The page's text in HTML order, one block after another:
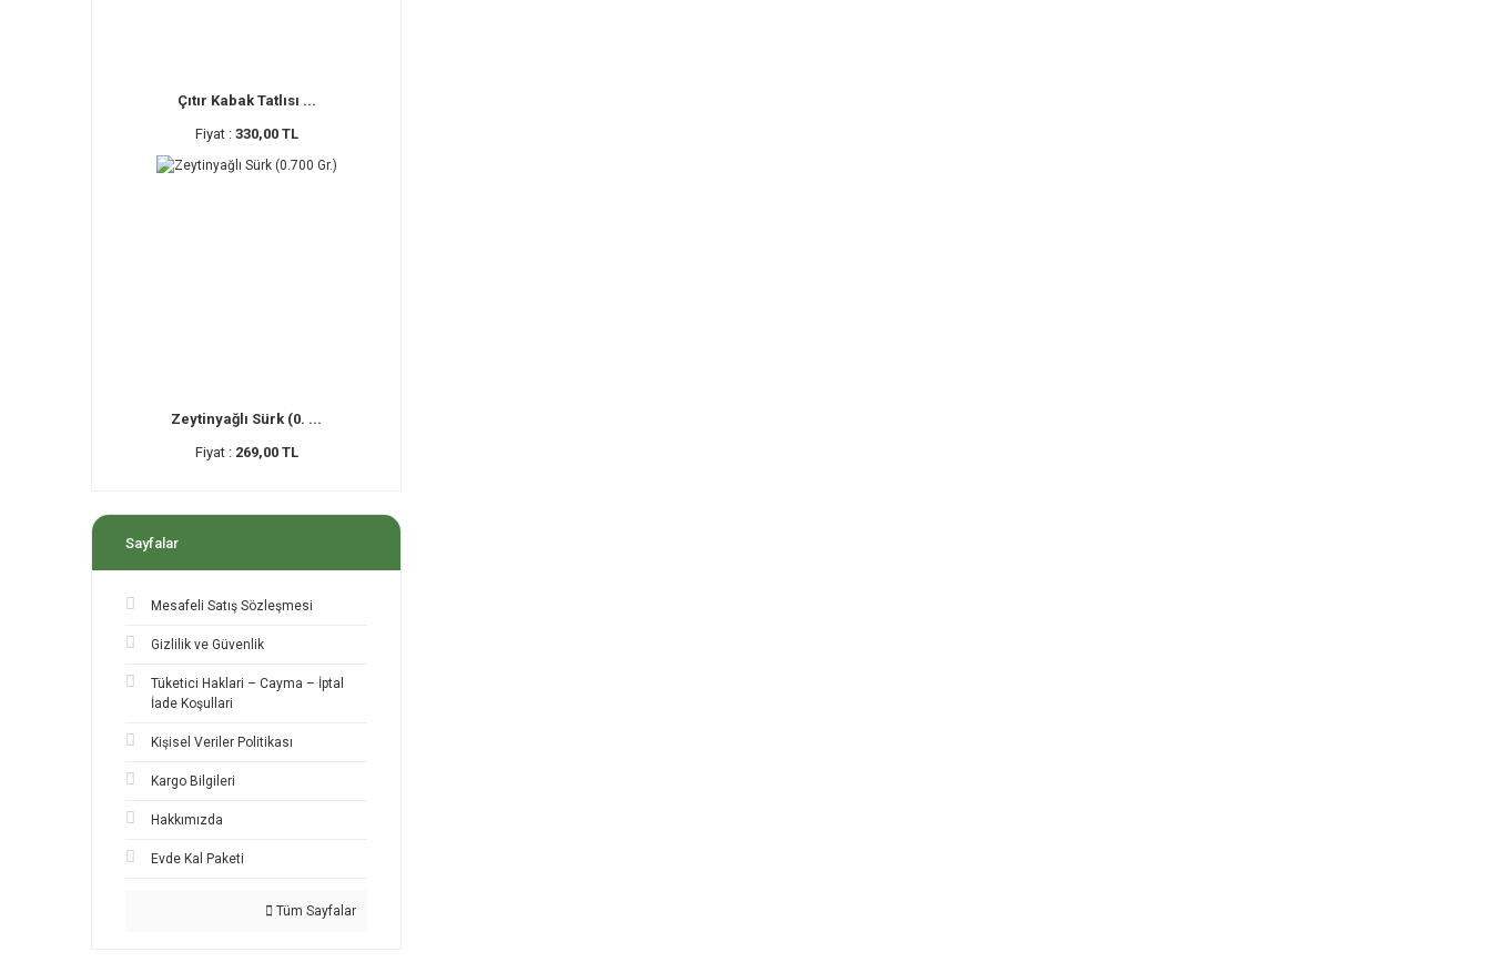
Çıtır Kabak Tatlısı ...
Fiyat : 330,00 TL
Zeytinyağlı Sürk (0. ...
Fiyat : 269,00 TL
Sayfalar
Mesafeli Satış Sözleşmesi
Gizlilik ve Güvenlik
Tüketici Haklari – Cayma – İptal
İade Koşullari
Kişisel Veriler Politikası
Kargo Bilgileri
Hakkımızda
Evde Kal Paketi
Tüm Sayfalar